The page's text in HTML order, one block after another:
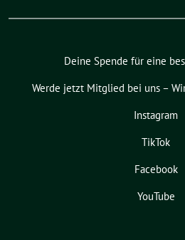
Deine Spende für eine
Werde jetzt Mitglied bei uns –
Instagram
TikTok
Facebook
YouTube